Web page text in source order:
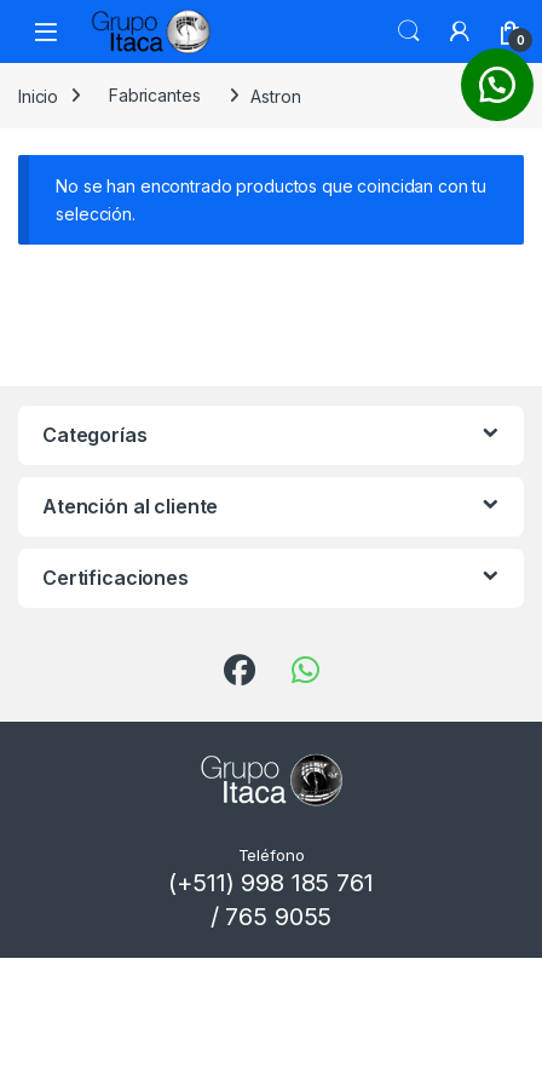
0
Inicio Fabricantes Astron
No se han encontrado productos que coincidan con tu
selección.
Categorías
Atención al cliente
Certificaciones
Teléfono
(+511) 998 185 761
/ 765 9055